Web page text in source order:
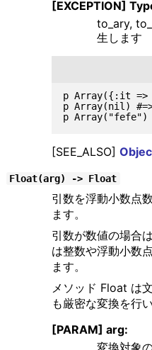
[EXCEPTION]
to_ary,
生します
p Array({:it
p Array(nil)
[SEE_ALSO]
Float(arg) -> Float
引数を浮動小数点
ます。
引数が数値の場合
は整数や浮動小数
ます。
メソッド Float は
も厳密な変換を行い
[PARAM] arg:
変換対象